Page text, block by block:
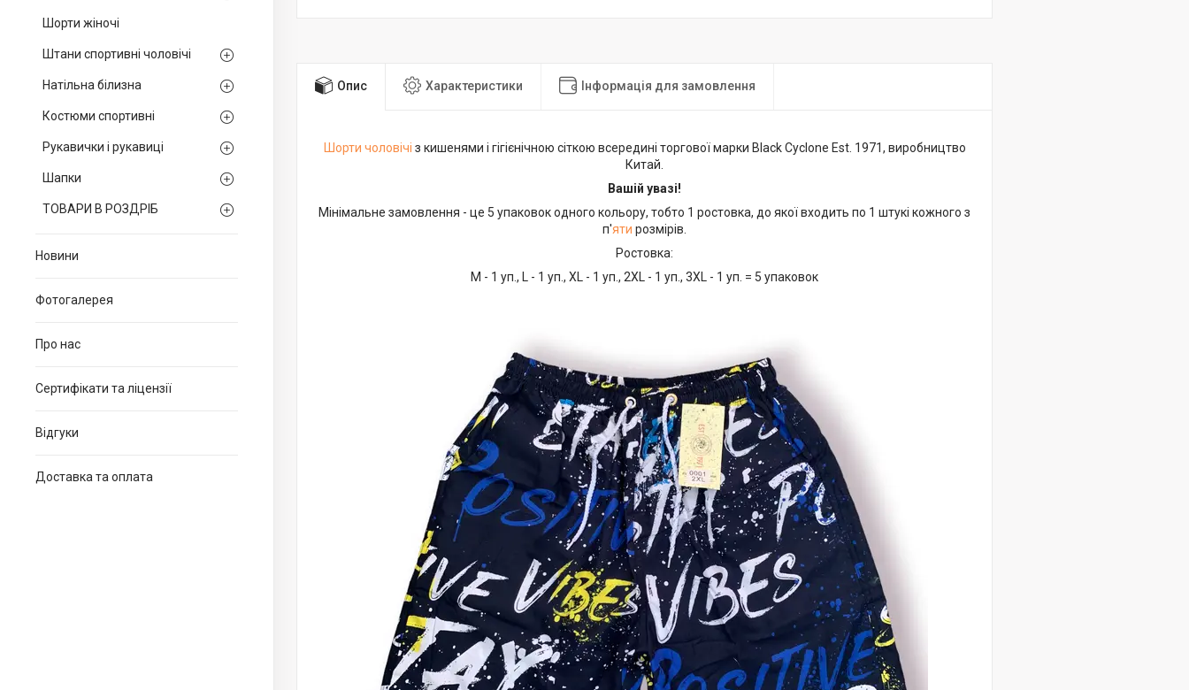
Шорти жіночі
Штани спортивні чоловічі
Натільна білизна
Костюми спортивні
Рукавички і рукавиці
Шапки
ТОВАРИ В РОЗДРІБ
Новини
Фотогалерея
Про нас
Сертифікати та ліцензії
Відгуки
Доставка та оплата
Опис Характеристики Інформація для замовлення
Шорти чоловічі з кишенями і гігієнічною сіткою всередині торгової марки Black Cyclone Est. 1971, виробництво
Китай.
Вашій увазі!
Мінімальне замовлення - це 5 упаковок одного кольору, тобто 1 ростовка, до якої входить по 1 штукі кожного з
п'яти розмірів.
Ростовка:
М - 1 уп., L - 1 уп., XL - 1 уп., 2XL - 1 уп., 3XL - 1 уп. = 5 упаковок